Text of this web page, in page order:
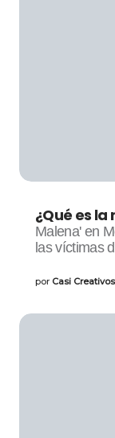
¿Qué es la
Malena' en
las víctimas
por Casi Creativos